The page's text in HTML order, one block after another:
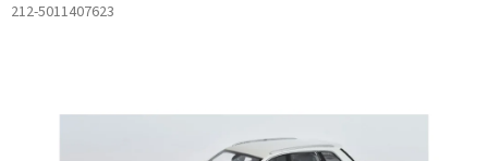
212-5011407623